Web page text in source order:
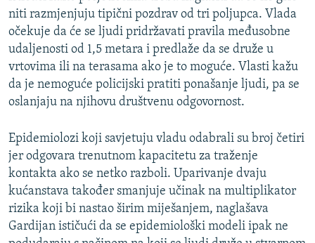
niti razmjenjuju tipični pozdrav od tri poljupca. Vlada
očekuje da će se ljudi pridržavati pravila međusobne
udaljenosti od 1,5 metara i predlaže da se druže u
vrtovima ili na terasama ako je to moguće. Vlasti kažu
da je nemoguće policijski pratiti ponašanje ljudi, pa se
oslanjaju na njihovu društvenu odgovornost.
Epidemiolozi koji savjetuju vladu odabrali su broj četiri
jer odgovara trenutnom kapacitetu za traženje
kontakta ako se netko razboli. Uparivanje dvaju
kućanstava također smanjuje učinak na multiplikator
rizika koji bi nastao širim miješanjem, naglašava
Gardijan ističući da se epidemiološki modeli ipak ne